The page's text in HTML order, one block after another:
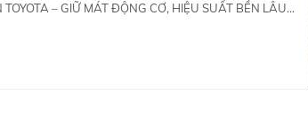
– GIỮ MÁT ĐỘNG CƠ, HIỆU SUẤT BỀN LÂU...